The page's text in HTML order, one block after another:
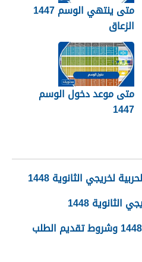
متى ينتهي الوسم 1447
الزعاق
متى موعد دخول الوسم
1447
لخريجي الثانوية 1448
1448
اعفاء بنك التنمية الاجتماعية 1448 وشروط تقديم الطلب